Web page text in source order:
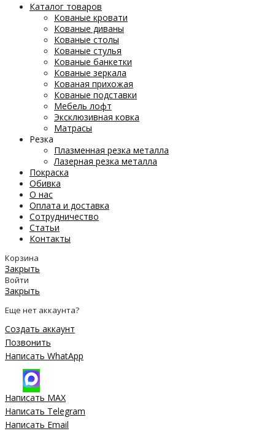
Каталог товаров
Кованые кровати
Кованые диваны
Кованые столы
Кованые стулья
Кованые банкетки
Кованые зеркала
Кованая прихожая
Кованые подставки
Мебель лофт
Эксклюзивная ковка
Матрасы
Резка
Плазменная резка металла
Лазерная резка металла
Покраска
Обивка
О нас
Оплата и доставка
Сотрудничество
Статьи
Контакты
Корзина
Закрыть
Войти
Закрыть
Еще нет аккаунта?
Создать аккаунт
Позвонить
Написать WhatApp
Написать MAX
Написать Telegram
Написать Email